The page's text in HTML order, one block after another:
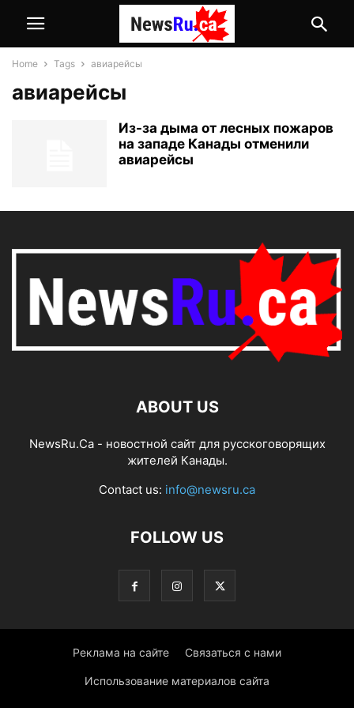
Home Tags авиарейсы
авиарейсы
Из-за дыма от лесных пожаров
на западе Канады отменили
авиарейсы
ABOUT US
NewsRu.Ca - новостной сайт для русскоговорящих
жителей Канады.
Contact us: info@newsru.ca
FOLLOW US
Реклама на сайте Связаться с нами
Использование материалов сайта